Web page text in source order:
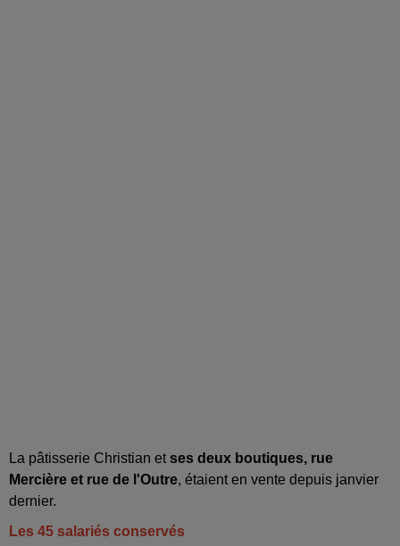
La pâtisserie Christian etses deux boutiques, rue
Mercière et rue de l'Outre, étaient en vente depuis janvier
dernier.
Les 45 salariés conservés